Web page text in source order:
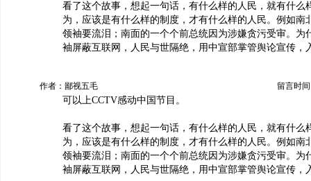
看了这个故事，想起一句话，有什么样的人民，就有什么
为，应该是有什么样的制度，才有什么样的人民。例如南
领袖要流泪；南面的一个个前总统因为涉嫌贪污受审。为
袖屏蔽互联网，人民与世隔绝，用中宣部掌管舆论宣传，
作者：鄙视五毛 留言时间
可以上CCTV感动中国节目。
看了这个故事，想起一句话，有什么样的人民，就有什么
为，应该是有什么样的制度，才有什么样的人民。例如南
领袖要流泪；南面的一个个前总统因为涉嫌贪污受审。为
袖屏蔽互联网，人民与世隔绝，用中宣部掌管舆论宣传，